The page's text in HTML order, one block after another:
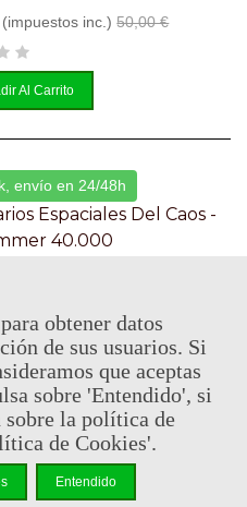
(impuestos inc.) 50,00 €
Al Carrito
envío en 24/48h
Espaciales Del Caos -
40.000
Al Carrito
disponibilidad
Corrupto A Investigar
obtener datos
de sus usuarios. Si
que aceptas
sobre 'Entendido', si
la política de
de Cookies'.
Entendido